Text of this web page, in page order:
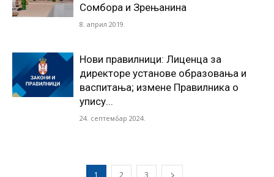
Сомбора и Зрењанина
8. април 2019.
Нови правилници: Лиценца за
директоре установе образовања и
васпитања; измене Правилника о
упису...
24. септембар 2024.
1 2 3